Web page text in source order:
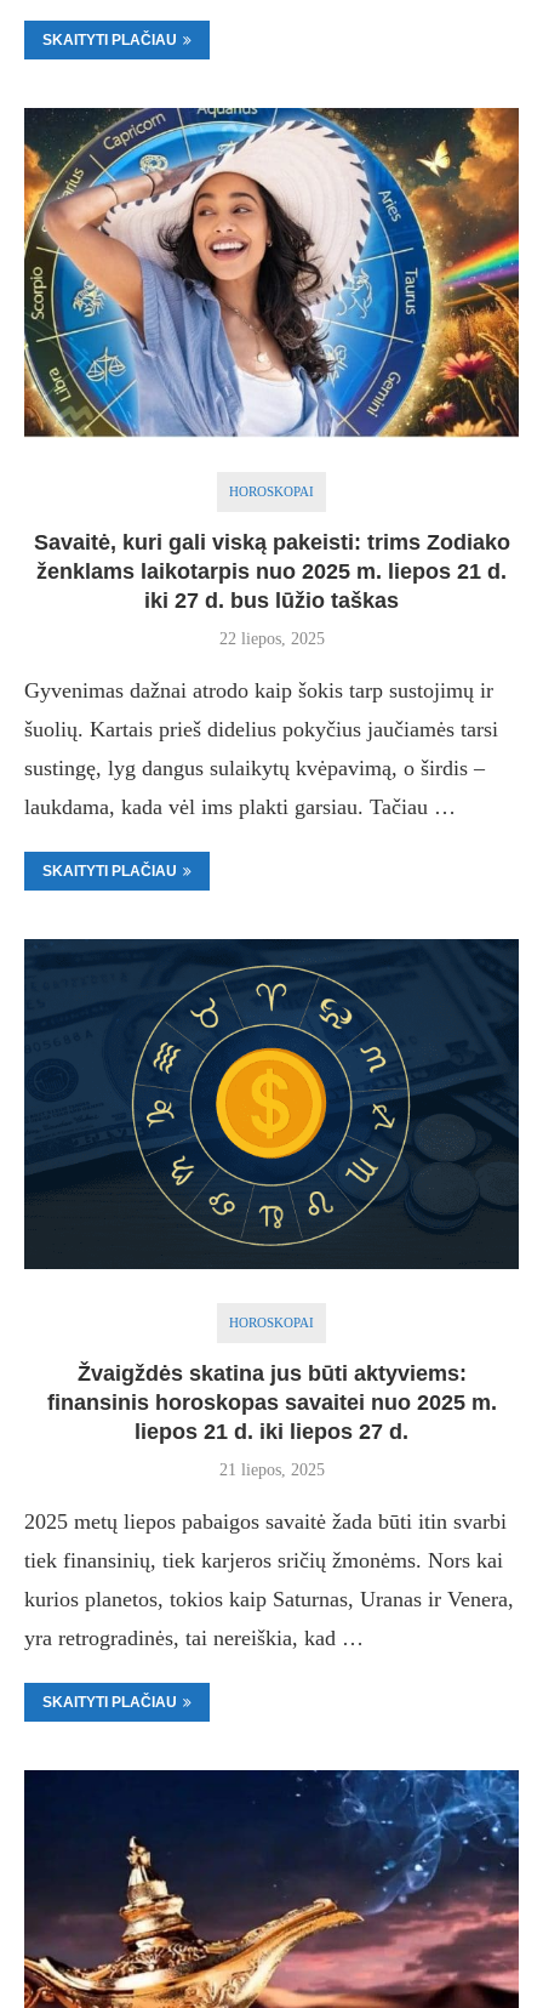
SKAITYTI PLAČIAU
HOROSKOPAI
Savaitė, kuri gali viską pakeisti: trims Zodiako
ženklams laikotarpis nuo 2025 m. liepos 21 d.
iki 27 d. bus lūžio taškas
22 liepos, 2025
Gyvenimas dažnai atrodo kaip šokis tarp sustojimų ir
šuolių. Kartais prieš didelius pokyčius jaučiamės tarsi
sustingę, lyg dangus sulaikytų kvėpavimą, o širdis –
laukdama, kada vėl ims plakti garsiau. Tačiau …
SKAITYTI PLAČIAU
HOROSKOPAI
Žvaigždės skatina jus būti aktyviems:
finansinis horoskopas savaitei nuo 2025 m.
liepos 21 d. iki liepos 27 d.
21 liepos, 2025
2025 metų liepos pabaigos savaitė žada būti itin svarbi
tiek finansinių, tiek karjeros sričių žmonėms. Nors kai
kurios planetos, tokios kaip Saturnas, Uranas ir Venera,
yra retrogradinės, tai nereiškia, kad …
SKAITYTI PLAČIAU